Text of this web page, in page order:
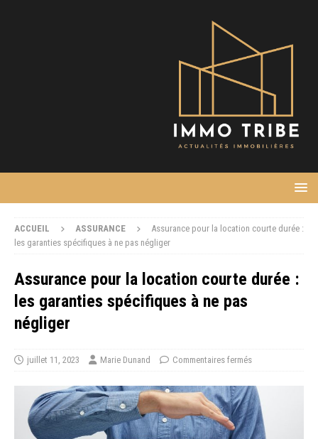
ACCUEIL ASSURANCE
Assurance pour la location courte durée :
les garanties spécifiques à ne pas négliger
Assurance pour la location courte durée :
les garanties spécifiques à ne pas
négliger
juillet 11, 2023 Marie Dunand Commentaires fermés